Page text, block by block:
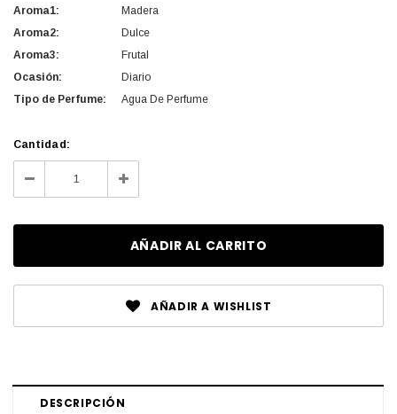
Aroma1:
Madera
Aroma2:
Dulce
Aroma3:
Frutal
Ocasión:
Diario
Tipo de Perfume:
Agua De Perfume
Cantidad
actual
de
Cantidad:
Disminuir
cantidad
undefined
Aumentar
la
cantidad
undefined
AÑADIR A WISHLIST
DESCRIPCIÓN